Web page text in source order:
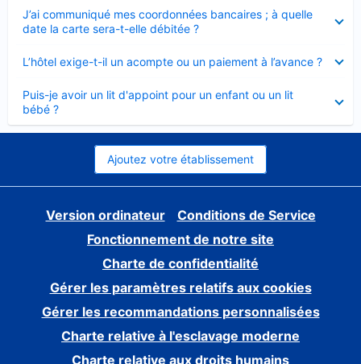
J’ai communiqué mes coordonnées bancaires ; à quelle
date la carte sera-t-elle débitée ?
fermé
L’hôtel exige-t-il un acompte ou un paiement à l’avance ?
fermé
Puis-je avoir un lit d'appoint pour un enfant ou un lit
bébé ?
fermé
Ajoutez votre établissement
Version ordinateur
Conditions de Service
Fonctionnement de notre site
Charte de confidentialité
Gérer les paramètres relatifs aux cookies
Gérer les recommandations personnalisées
Charte relative à l'esclavage moderne
Charte relative aux droits humains